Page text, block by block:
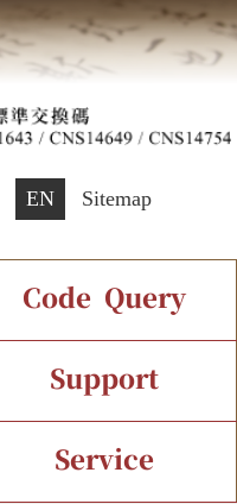
EN Sitemap
Current Status
Code Query
Support
Service